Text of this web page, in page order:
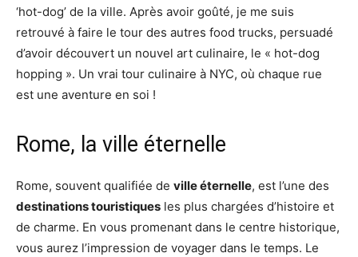
‘hot-dog’ de la ville. Après avoir goûté, je me suis
retrouvé à faire le tour des autres food trucks, persuadé
d’avoir découvert un nouvel art culinaire, le « hot-dog
hopping ». Un vrai tour culinaire à NYC, où chaque rue
est une aventure en soi !
Rome, la ville éternelle
Rome, souvent qualifiée de ville éternelle, est l’une des
destinations touristiques les plus chargées d’histoire et
de charme. En vous promenant dans le centre historique,
vous aurez l’impression de voyager dans le temps. Le